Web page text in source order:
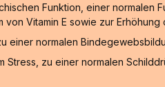
Funktion, einer
Vitamin E sowie zur Erhöhung
einer normalen
zu einer normalen